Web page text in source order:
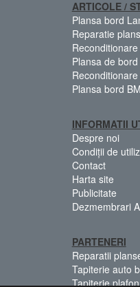
ARTICOLE /
Plansa bord
Reparatie
Plansa de
Plansa bord
INFORMATII
Despre noi
Condiții de
Contact
Harta site
Publicitate
Dezmembrari
PARTENERI
Reparatii
Tapiterie auto
Tapiterie